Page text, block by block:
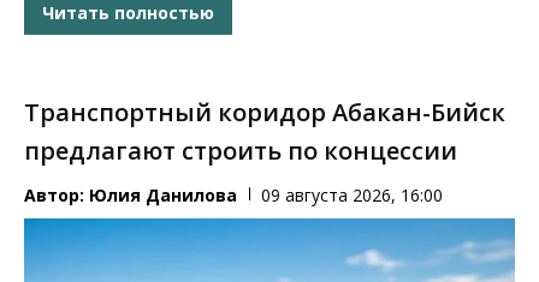
Читать полностью
Транспортный коридор Абакан-Бийск
предлагают строить по концессии
Автор: Юлия Данилова 09 августа 2026, 16:00